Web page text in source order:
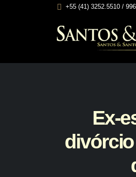
+55 (41) 3252.5510 /
Ex-